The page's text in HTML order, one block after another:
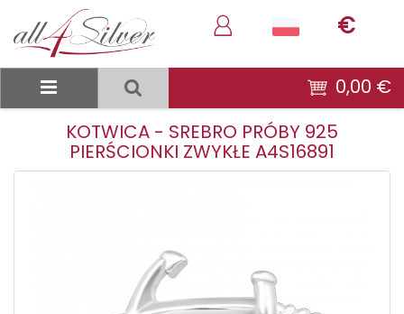
€
0,00 €
KOTWICA - SREBRO PRÓBY 925
PIERŚCIONKI ZWYKŁE A4S16891